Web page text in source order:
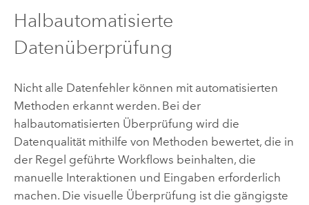
Halbautomatisierte
Datenüberprüfung
Nicht alle Datenfehler können mit automatisierten
Methoden erkannt werden. Bei der
halbautomatisierten Überprüfung wird die
Datenqualität mithilfe von Methoden bewertet, die in
der Regel geführte Workflows beinhalten, die
manuelle Interaktionen und Eingaben erforderlich
machen. Die visuelle Überprüfung ist die gängigste